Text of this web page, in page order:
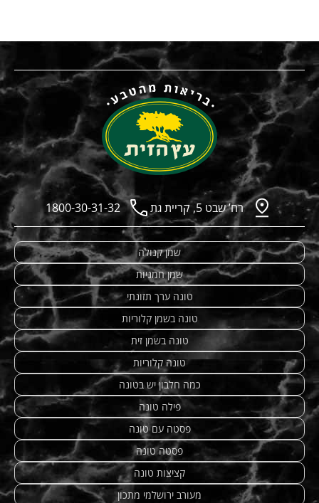
רח’ שבט 5, קריית גת 1800-30-31-32
שמן קנולה
שמן חמניות
טונה ערך תזונתי
טונה בשמן קלוריות
טונה בשמן זית
טונה קלוריות
כמה חלבון יש בטונה
פילה טונה
פסטה עם טונה
פסטה טונה
קציצות טונה
מעורב ירושלמי מתכון